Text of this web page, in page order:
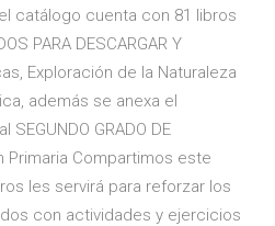
catálogo cuenta con 81 libros
PARA DESCARGAR Y
Exploración de la Naturaleza
además se anexa el
GRADO DE
Primaria Compartimos este
les servirá para reforzar los
con actividades y ejercicios